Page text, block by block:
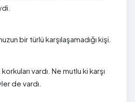
bir türlü karşılaşamadığı kişi.
vardı. Ne mutlu ki karşı
de vardı.